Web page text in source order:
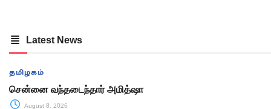
Latest News
தமிழகம்
சென்னை வந்தடைந்தார் அமித்ஷா
August 8, 2026